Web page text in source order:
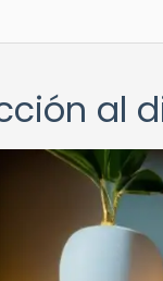
al